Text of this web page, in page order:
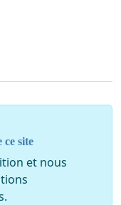
site
et nous